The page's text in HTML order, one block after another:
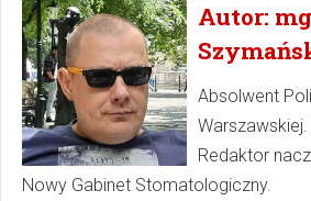
Autor:
Absolwent
Warszawskiej.
Redaktor
Nowy Gabinet Stomatologiczny.